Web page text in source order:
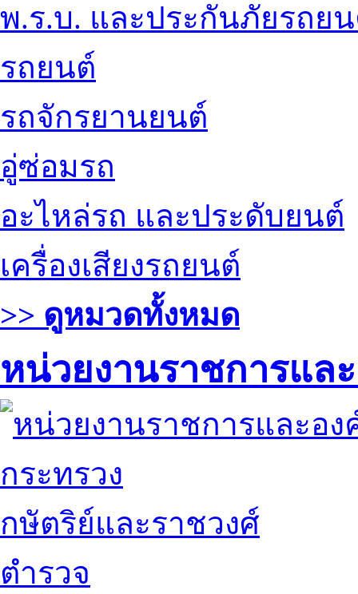
พ.ร.บ. และประกันภัยรถย
รถยนต์
รถจักรยานยนต์
อู่ซ่อมรถ
อะไหล่รถ และประดับยนต์
เครื่องเสียงรถยนต์
>> ดูหมวดทั้งหมด
หน่วยงานราชการแล
กระทรวง
กษัตริย์และราชวงศ์
ตำรวจ